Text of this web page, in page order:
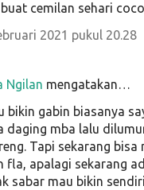
cemilan sehari
2021 pukul 20.28
Ngilan mengatakan…
bikin gabin biasanya
daging mba lalu
Tapi sekarang bisa
fla, apalagi sekarang
sabar mau bikin